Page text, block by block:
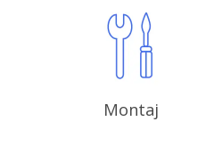
Montaj